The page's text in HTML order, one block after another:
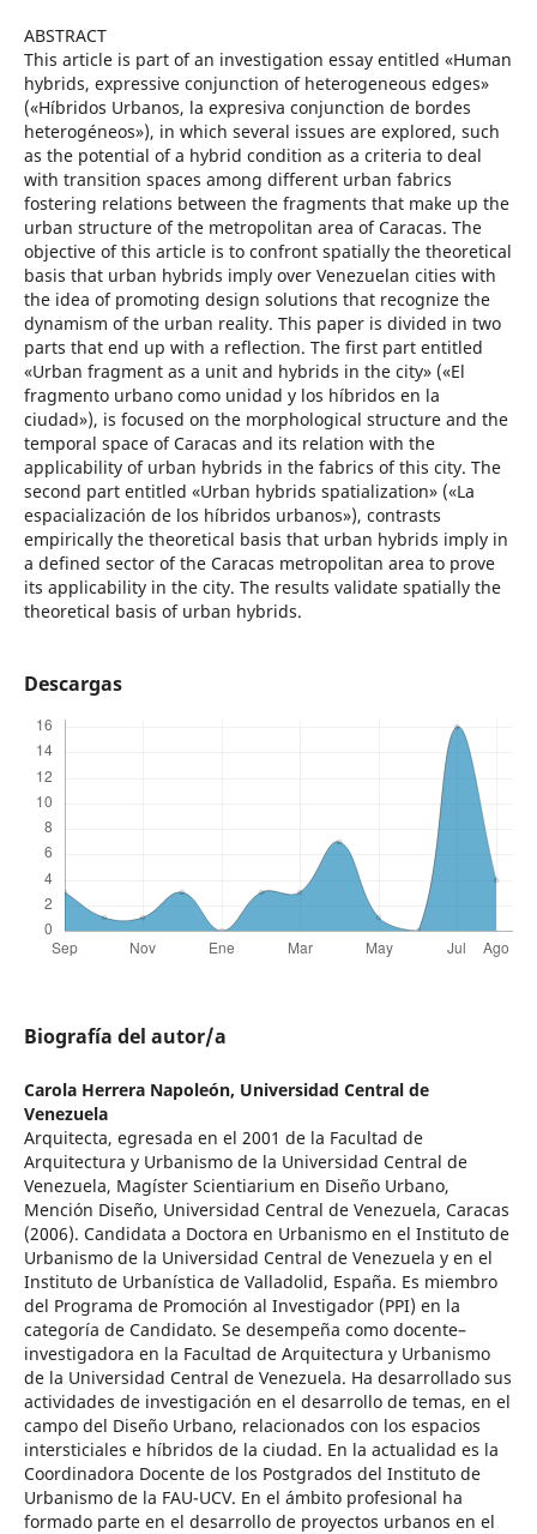
ABSTRACT
This article is part of an investigation essay entitled «Human
hybrids, expressive conjunction of heterogeneous edges»
(«Híbridos Urbanos, la expresiva conjunction de bordes
heterogéneos»), in which several issues are explored, such
as the potential of a hybrid condition as a criteria to deal
with transition spaces among different urban fabrics
fostering relations between the fragments that make up the
urban structure of the metropolitan area of Caracas. The
objective of this article is to confront spatially the theoretical
basis that urban hybrids imply over Venezuelan cities with
the idea of promoting design solutions that recognize the
dynamism of the urban reality. This paper is divided in two
parts that end up with a reflection. The first part entitled
«Urban fragment as a unit and hybrids in the city» («El
fragmento urbano como unidad y los híbridos en la
ciudad»), is focused on the morphological structure and the
temporal space of Caracas and its relation with the
applicability of urban hybrids in the fabrics of this city. The
second part entitled «Urban hybrids spatialization» («La
espacialización de los híbridos urbanos»), contrasts
empirically the theoretical basis that urban hybrids imply in
a defined sector of the Caracas metropolitan area to prove
its applicability in the city. The results validate spatially the
theoretical basis of urban hybrids.
Descargas
Biografía del autor/a
Carola Herrera Napoleón, Universidad Central de
Venezuela
Arquitecta, egresada en el 2001 de la Facultad de
Arquitectura y Urbanismo de la Universidad Central de
Venezuela, Magíster Scientiarium en Diseño Urbano,
Mención Diseño, Universidad Central de Venezuela, Caracas
(2006). Candidata a Doctora en Urbanismo en el Instituto de
Urbanismo de la Universidad Central de Venezuela y en el
Instituto de Urbanística de Valladolid, España. Es miembro
del Programa de Promoción al Investigador (PPI) en la
categoría de Candidato. Se desempeña como docente–
investigadora en la Facultad de Arquitectura y Urbanismo
de la Universidad Central de Venezuela. Ha desarrollado sus
actividades de investigación en el desarrollo de temas, en el
campo del Diseño Urbano, relacionados con los espacios
intersticiales e híbridos de la ciudad. En la actualidad es la
Coordinadora Docente de los Postgrados del Instituto de
Urbanismo de la FAU-UCV. En el ámbito profesional ha
formado parte en el desarrollo de proyectos urbanos en el